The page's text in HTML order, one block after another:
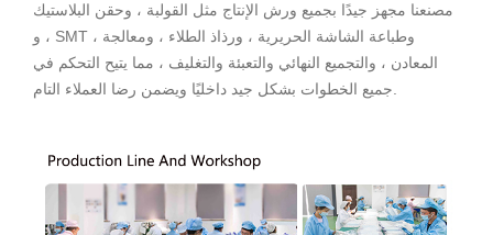
مصنعنا مجهز جيدًا بجميع ورش الإنتاج مثل القولبة ، وحقن البلاستيك
، و SMT ، وطباعة الشاشة الحريرية ، ورذاذ الطلاء ، ومعالجة
المعادن ، والتجميع النهائي والتعبئة والتغليف ، مما يتيح التحكم في
جميع الخطوات بشكل جيد داخليًا ويضمن رضا العملاء التام.